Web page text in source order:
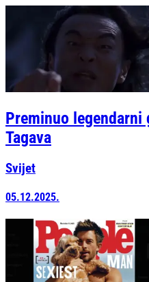
Preminuo
Tagava
Svijet
05.12.2025.